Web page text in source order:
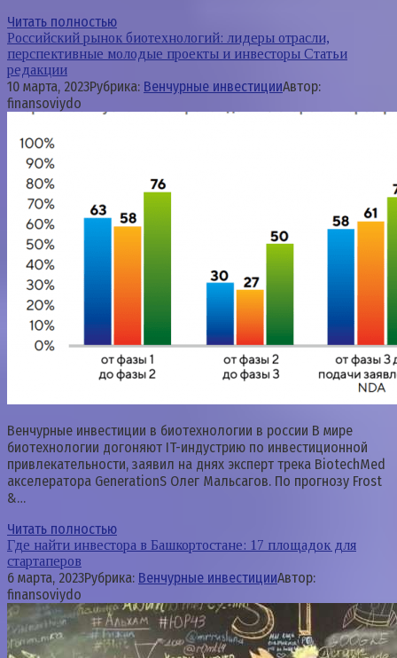
Читать полностью
Российский рынок биотехнологий: лидеры отрасли,
перспективные молодые проекты и инвесторы Статьи
редакции
10 марта, 2023Рубрика: Венчурные инвестицииАвтор:
finansoviydo
Венчурные инвестиции в биотехнологии в россии В мире
биотехнологии догоняют IT-индустрию по инвестиционной
привлекательности, заявил на днях эксперт трека BiotechMed
акселератора GenerationS Олег Мальсагов. По прогнозу Frost
&…
Читать полностью
Где найти инвестора в Башкортостане: 17 площадок для
стартаперов
6 марта, 2023Рубрика: Венчурные инвестицииАвтор:
finansoviydo